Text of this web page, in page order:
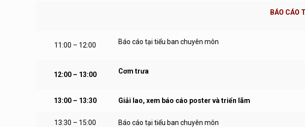
BÁO CÁO
11:00 – 12:00 Báo cáo tại tiểu ban chuyên môn
12:00 – 13:00 Cơm trưa
13:00 – 13:30 Giải lao, xem báo cáo poster và triển lãm
13:30 – 15:00 Báo cáo tại tiểu ban chuyên môn